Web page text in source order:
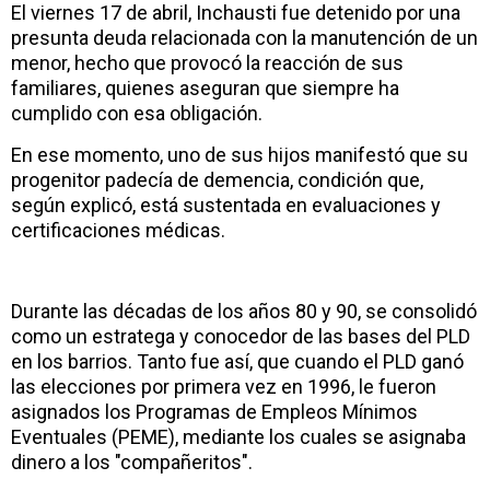
El viernes 17 de abril, Inchausti fue detenido por una
presunta deuda relacionada con la manutención de un
menor, hecho que provocó la reacción de sus
familiares, quienes aseguran que siempre ha
cumplido con esa obligación.
En ese momento, uno de sus hijos manifestó que su
progenitor padecía de demencia, condición que,
según explicó, está sustentada en evaluaciones y
certificaciones médicas.
Durante las décadas de los años 80 y 90, se consolidó
como un estratega y conocedor de las bases del PLD
en los barrios. Tanto fue así, que cuando el PLD ganó
las elecciones por primera vez en 1996, le fueron
asignados los Programas de Empleos Mínimos
Eventuales (PEME), mediante los cuales se asignaba
dinero a los "compañeritos".